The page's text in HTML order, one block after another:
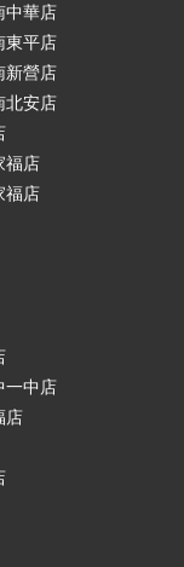
中華店
東平店
新營店
北安店
福店
福店
一中店
店